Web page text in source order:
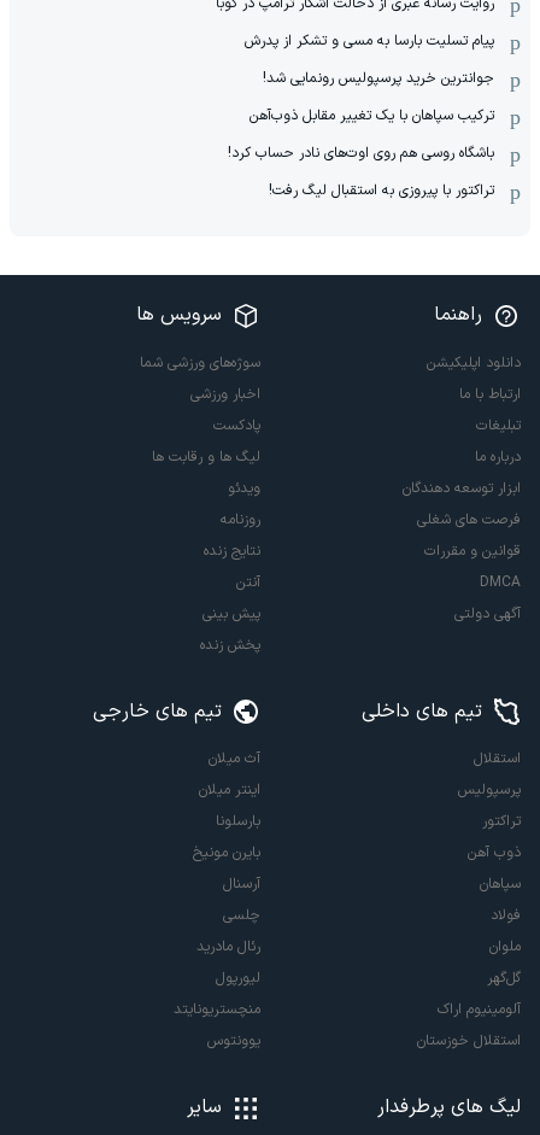
پیام تسلیت بارسا به مسی و تشکر از پدرش
جوانترین خرید پرسپولیس رونمایی شد!
ترکیب سپاهان با یک تغییر مقابل ذوب‌آهن
باشگاه روسی هم روی اوت‌های نادر حساب کرد!
تراکتور با پیروزی به استقبال لیگ رفت!
راهنما
دانلود اپلیکیشن
ارتباط با ما
تبلیغات
درباره ما
ابزار توسعه دهندگان
فرصت های شغلی
قوانین و مقررات
DMCA
آگهی دولتی
سرویس ها
سوژه‌های ورزشی شما
اخبار ورزشی
پادکست
لیگ ها و رقابت ها
ویدئو
روزنامه
نتایج زنده
آنتن
پیش بینی
پخش زنده
تیم های داخلی
استقلال
پرسپولیس
تراکتور
ذوب آهن
سپاهان
فولاد
ملوان
گل‌گهر
آلومینیوم اراک
استقلال خوزستان
تیم های خارجی
آث میلان
اینتر میلان
بارسلونا
بایرن مونیخ
آرسنال
چلسی
رئال مادرید
لیورپول
منچستریونایتد
یوونتوس
لیگ های پرطرفدار سایر